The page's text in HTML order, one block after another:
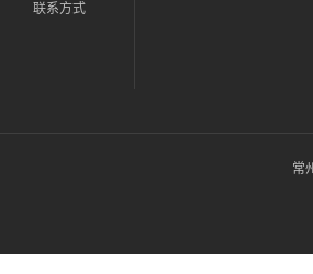
联系方式
常